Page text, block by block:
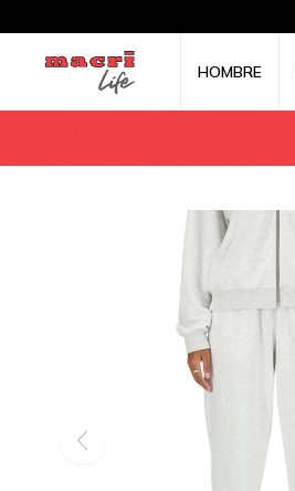
HOMBRE